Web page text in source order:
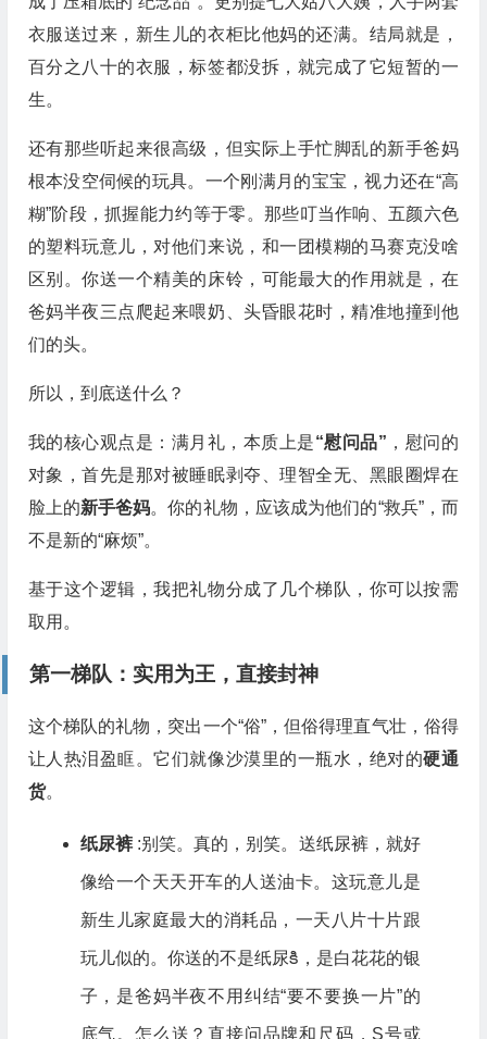
衣服送过来，新生儿的衣柜比他妈的还满。结局就是，
百分之八十的衣服，标签都没拆，就完成了它短暂的一
生。
还有那些听起来很高级，但实际上手忙脚乱的新手爸妈
根本没空伺候的玩具。一个刚满月的宝宝，视力还在“高
糊”阶段，抓握能力约等于零。那些叮当作响、五颜六色
的塑料玩意儿，对他们来说，和一团模糊的马赛克没啥
区别。你送一个精美的床铃，可能最大的作用就是，在
爸妈半夜三点爬起来喂奶、头昏眼花时，精准地撞到他
们的头。
所以，到底送什么？
我的核心观点是：满月礼，本质上是“慰问品” ，慰问的
对象，首先是那对被睡眠剥夺、理智全无、黑眼圈焊在
脸上的新手爸妈。你的礼物，应该成为他们的“救兵”，而
不是新的“麻烦”。
基于这个逻辑，我把礼物分成了几个梯队，你可以按需
取用。
第一梯队：实用为王，直接封神
这个梯队的礼物，突出一个“俗”，但俗得理直气壮，俗得
让人热泪盈眶。它们就像沙漠里的一瓶水，绝对的硬通
货。
纸尿裤 :别笑。真的，别笑。送纸尿裤，就好
像给一个天天开车的人送油卡。这玩意儿是
新生儿家庭最大的消耗品，一天八片十片跟
玩儿似的。你送的不是纸尿కి，是白花花的银
子，是爸妈半夜不用纠结“要不要换一片”的
底气。怎么送？直接问品牌和尺码，S号或